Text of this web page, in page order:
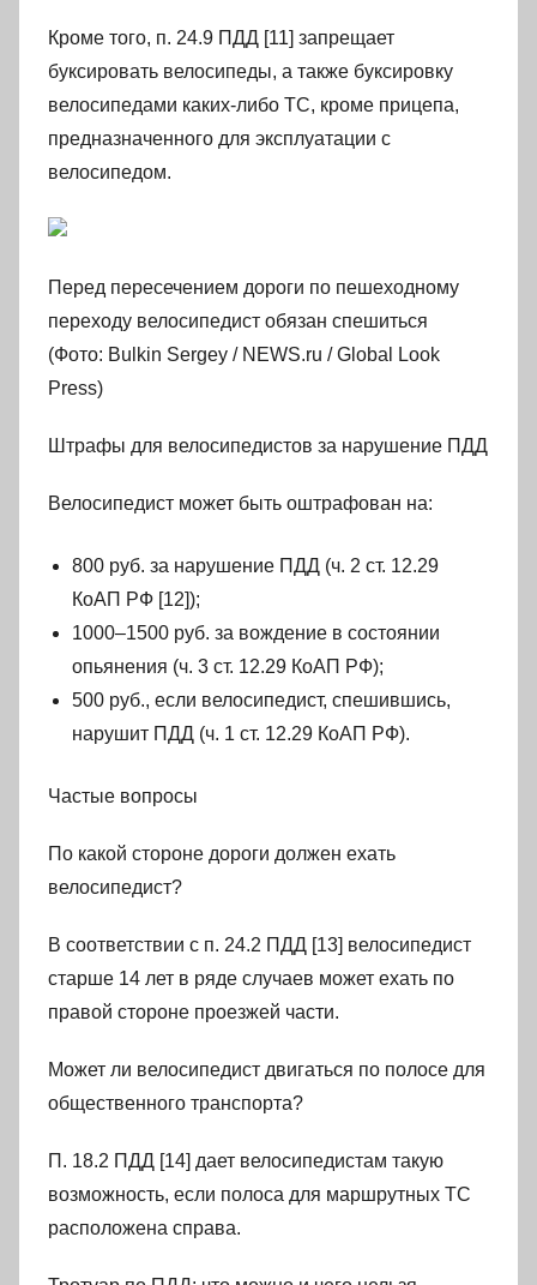
Кроме того, п. 24.9 ПДД [11] запрещает
буксировать велосипеды, а также буксировку
велосипедами каких-либо ТС, кроме прицепа,
предназначенного для эксплуатации с
велосипедом.
Перед пересечением дороги по пешеходному
переходу велосипедист обязан спешиться
(Фото: Bulkin Sergey / NEWS.ru / Global Look
Press)
Штрафы для велосипедистов за нарушение ПДД
Велосипедист может быть оштрафован на:
800 руб. за нарушение ПДД (ч. 2 ст. 12.29
КоАП РФ [12]);
1000–1500 руб. за вождение в состоянии
опьянения (ч. 3 ст. 12.29 КоАП РФ);
500 руб., если велосипедист, спешившись,
нарушит ПДД (ч. 1 ст. 12.29 КоАП РФ).
Частые вопросы
По какой стороне дороги должен ехать
велосипедист?
В соответствии с п. 24.2 ПДД [13] велосипедист
старше 14 лет в ряде случаев может ехать по
правой стороне проезжей части.
Может ли велосипедист двигаться по полосе для
общественного транспорта?
П. 18.2 ПДД [14] дает велосипедистам такую
возможность, если полоса для маршрутных ТС
расположена справа.